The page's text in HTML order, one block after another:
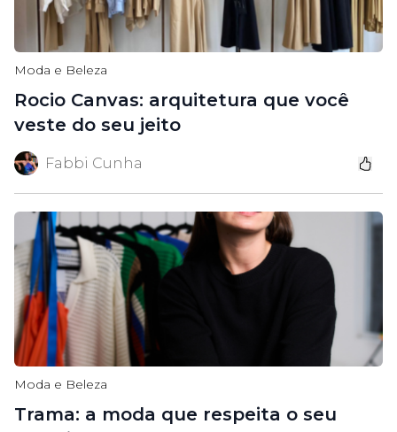
Moda e Beleza
Rocio Canvas: arquitetura que você
veste do seu jeito
Fabbi Cunha
Moda e Beleza
Trama: a moda que respeita o seu